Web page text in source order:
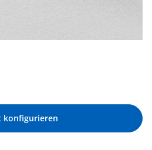
konfigurieren